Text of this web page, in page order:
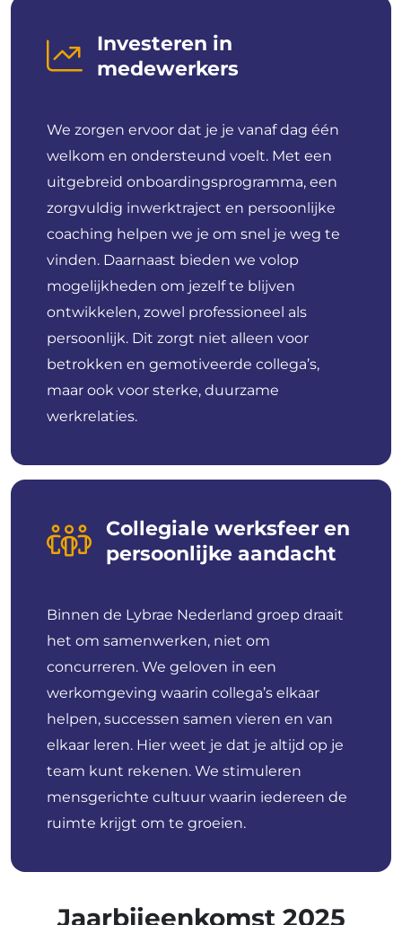
Investeren in
medewerkers
We zorgen ervoor dat je je vanaf dag één
welkom en ondersteund voelt. Met een
uitgebreid onboardingsprogramma, een
zorgvuldig inwerktraject en persoonlijke
coaching helpen we je om snel je weg te
vinden. Daarnaast bieden we volop
mogelijkheden om jezelf te blijven
ontwikkelen, zowel professioneel als
persoonlijk. Dit zorgt niet alleen voor
betrokken en gemotiveerde collega’s,
maar ook voor sterke, duurzame
werkrelaties.
Collegiale werksfeer en
persoonlijke aandacht
Binnen de Lybrae Nederland groep draait
het om samenwerken, niet om
concurreren. We geloven in een
werkomgeving waarin collega’s elkaar
helpen, successen samen vieren en van
elkaar leren. Hier weet je dat je altijd op je
team kunt rekenen. We stimuleren
mensgerichte cultuur waarin iedereen de
ruimte krijgt om te groeien.
Jaarbijeenkomst 2025